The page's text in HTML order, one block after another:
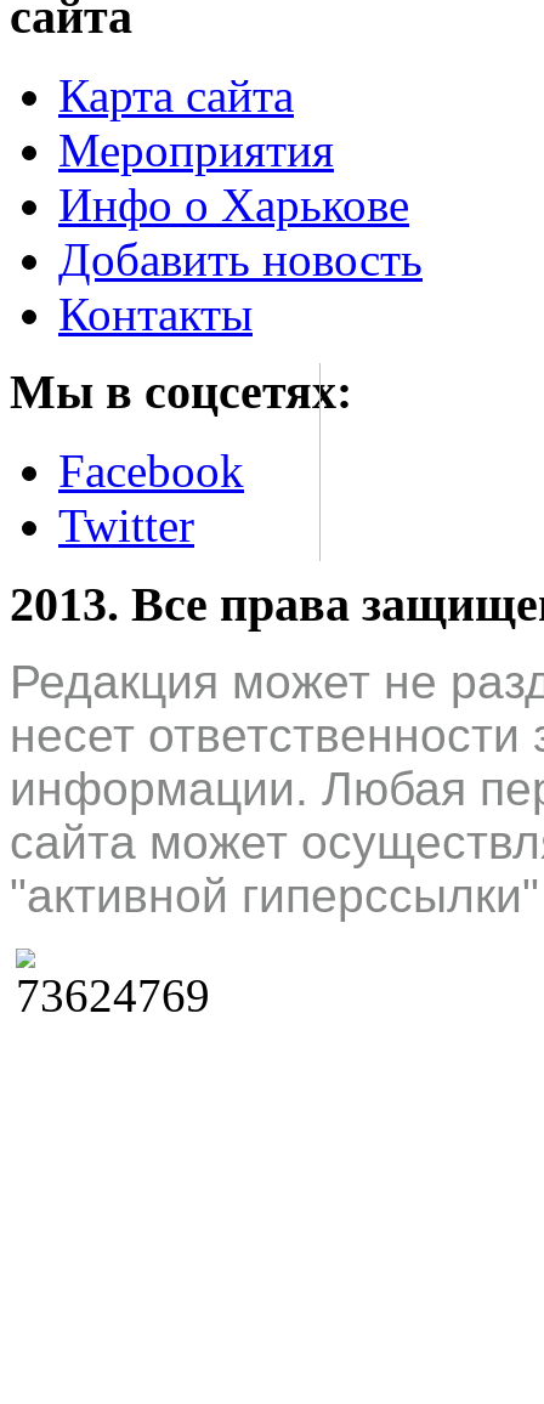
сайта
Карта сайта
Мероприятия
Инфо о Харькове
Добавить новость
Контакты
Мы в соцсетях:
Facebook
Twitter
2013. Все права
Редакция может не
несет
информации. Любая
сайта может
"активной